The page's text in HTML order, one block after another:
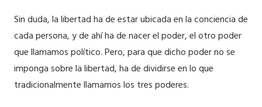
Sin duda, la libertad ha de estar ubicada en la conciencia de
cada persona, y de ahí ha de nacer el poder, el otro poder
que llamamos político. Pero, para que dicho poder no se
imponga sobre la libertad, ha de dividirse en lo que
tradicionalmente llamamos los tres poderes.